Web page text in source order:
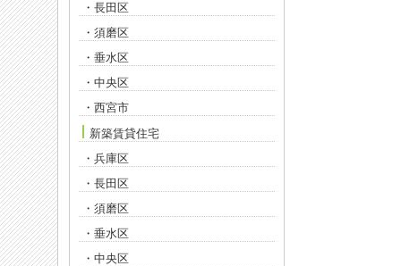
・長田区
・須磨区
・垂水区
・中央区
・西宮市
新築賃貸住宅
・兵庫区
・長田区
・須磨区
・垂水区
・中央区